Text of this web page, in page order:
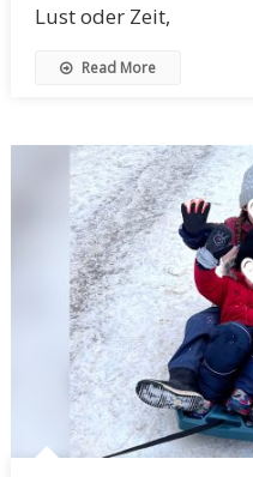
Lust oder Zeit,
Read More